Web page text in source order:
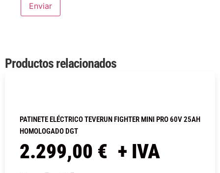
Productos relacionados
PATINETE ELÉCTRICO TEVERUN FIGHTER MINI PRO 60V 25AH
HOMOLOGADO DGT
2.299,00 € + IVA